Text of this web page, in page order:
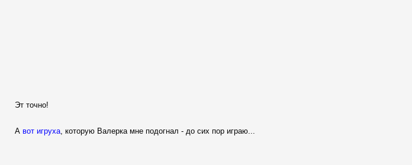
Эт точно!
А вот игруха , которую Валерка мне подогнал - до сих пор играю...